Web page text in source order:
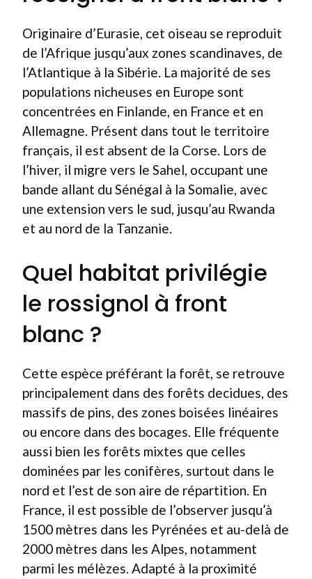
Originaire d’Eurasie, cet oiseau se reproduit
de l’Afrique jusqu’aux zones scandinaves, de
l’Atlantique à la Sibérie. La majorité de ses
populations nicheuses en Europe sont
concentrées en Finlande, en France et en
Allemagne. Présent dans tout le territoire
français, il est absent de la Corse. Lors de
l’hiver, il migre vers le Sahel, occupant une
bande allant du Sénégal à la Somalie, avec
une extension vers le sud, jusqu’au Rwanda
et au nord de la Tanzanie.
Quel habitat privilégie
le rossignol à front
blanc ?
Cette espèce préférant la forêt, se retrouve
principalement dans des forêts decidues, des
massifs de pins, des zones boisées linéaires
ou encore dans des bocages. Elle fréquente
aussi bien les forêts mixtes que celles
dominées par les conifères, surtout dans le
nord et l’est de son aire de répartition. En
France, il est possible de l’observer jusqu’à
1500 mètres dans les Pyrénées et au-delà de
2000 mètres dans les Alpes, notamment
parmi les mélèzes. Adapté à la proximité